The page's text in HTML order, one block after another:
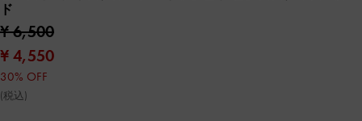
ド
¥ 6,500
¥ 4,550
30% OFF
(税込)